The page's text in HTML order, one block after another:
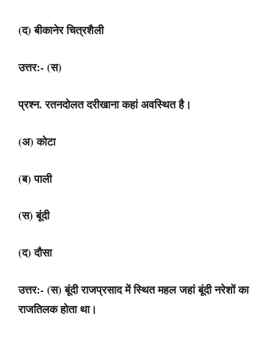
(द) बीकानेर चित्रशैली
उत्तर:- (स)
प्रश्न. रतनदोलत दरीखाना कहां अवस्थित है।
(अ) कोटा
(ब) पाली
(स) बूंदी
(द) दौसा
उत्तर:- (स) बूंदी राजप्रसाद में स्थित महल जहां बूंदी नरेशों का
राजतिलक होता था।